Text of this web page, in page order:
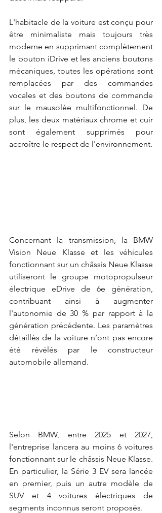
L'habitacle de la voiture est conçu pour
être minimaliste mais toujours très
moderne en supprimant complètement
le bouton iDrive et les anciens boutons
mécaniques, toutes les opérations sont
remplacées par des commandes
vocales et des boutons de commande
sur le mausolée multifonctionnel. De
plus, les deux matériaux chrome et cuir
sont également supprimés pour
accroître le respect de l'environnement.
Concernant la transmission, la BMW
Vision Neue Klasse et les véhicules
fonctionnant sur un châssis Neue Klasse
utiliseront le groupe motopropulseur
électrique eDrive de 6e génération,
contribuant ainsi à augmenter
l'autonomie de 30 % par rapport à la
génération précédente. Les paramètres
détaillés de la voiture n’ont pas encore
été révélés par le constructeur
automobile allemand.
Selon BMW, entre 2025 et 2027,
l'entreprise lancera au moins 6 voitures
fonctionnant sur le châssis Neue Klasse.
En particulier, la Série 3 EV sera lancée
en premier, puis un autre modèle de
SUV et 4 voitures électriques de
segments inconnus seront proposés.